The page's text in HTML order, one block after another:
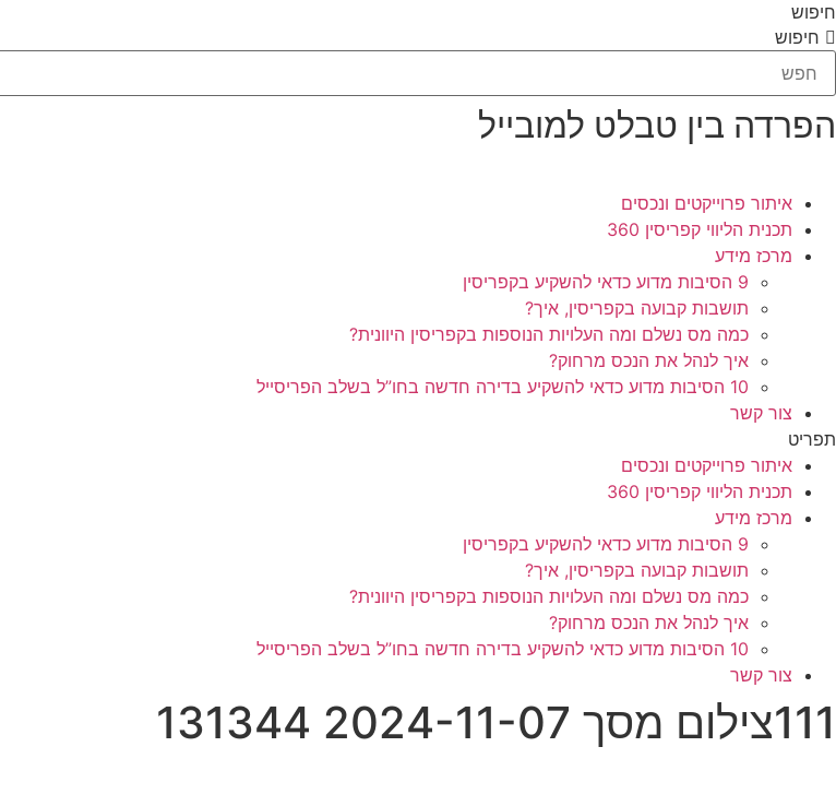
חיפוש
חיפוש
הפרדה בין טבלט למובייל
איתור פרוייקטים ונכסים
תכנית הליווי קפריסין 360
מרכז מידע
9 הסיבות מדוע כדאי להשקיע בקפריסין
תושבות קבועה בקפריסין, איך?
כמה מס נשלם ומה העלויות הנוספות בקפריסין היוונית?
איך לנהל את הנכס מרחוק?
10 הסיבות מדוע כדאי להשקיע בדירה חדשה בחו”ל בשלב הפריסייל
צור קשר
תפריט
איתור פרוייקטים ונכסים
תכנית הליווי קפריסין 360
מרכז מידע
9 הסיבות מדוע כדאי להשקיע בקפריסין
תושבות קבועה בקפריסין, איך?
כמה מס נשלם ומה העלויות הנוספות בקפריסין היוונית?
איך לנהל את הנכס מרחוק?
10 הסיבות מדוע כדאי להשקיע בדירה חדשה בחו”ל בשלב הפריסייל
צור קשר
111צילום מסך 2024-11-07 131344